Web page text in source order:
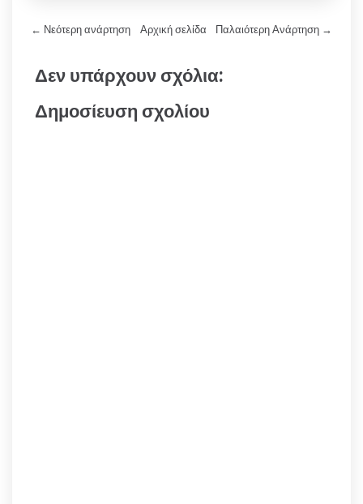
← Νεότερη ανάρτηση Παλαιότερη Ανάρτηση →
Αρχική σελίδα
Δεν υπάρχουν σχόλια:
Δημοσίευση σχολίου